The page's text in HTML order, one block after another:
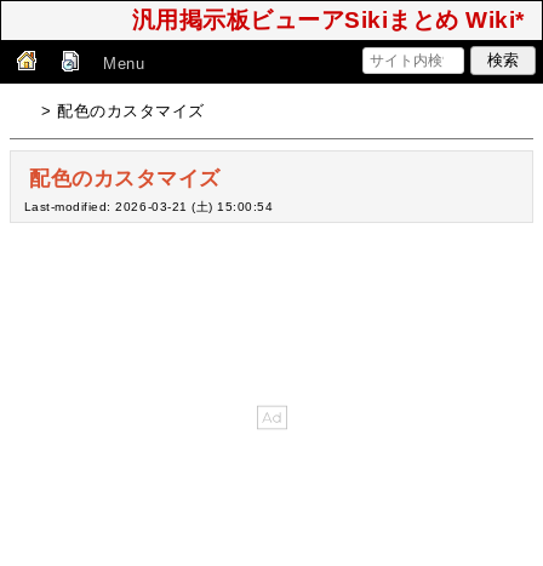
汎用掲示板ビューアSikiまとめ Wiki*
Menu
> 配色のカスタマイズ
配色のカスタマイズ
Last-modified: 2026-03-21 (土) 15:00:54